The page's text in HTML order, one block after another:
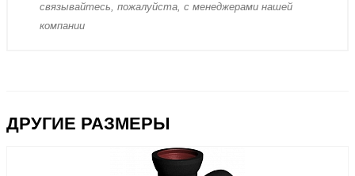
связывaйтесь, пожaлуйста, с менеджерами нашей
компании
ДРУГИЕ РАЗМЕРЫ